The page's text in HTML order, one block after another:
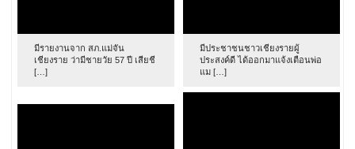
มีรายงานจาก สภ.แม่จัน
เชียงราย ว่ามีชายวัย 57 ปี เสียชี
[…]
มีประชาชนชาวเชียงรายผู้
ประสงค์ดี ได้ออกมาแจ้งเตือนพ่อ
แม […]